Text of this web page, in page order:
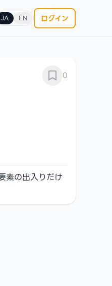
JA EN ログイン
0
素の出入りだけ